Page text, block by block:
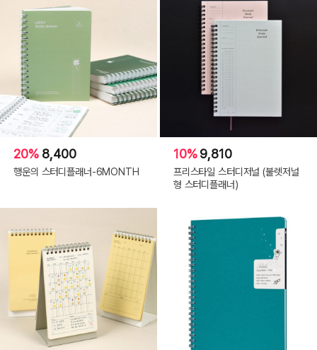
20% 8,400
행운의 스터디플래너-6MONTH
10%9,810
프리스타일 스터디저널 (불렛저널
형 스터디플래너)